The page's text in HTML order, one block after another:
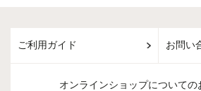
ご利用ガイド お問い
オンラインショップについての